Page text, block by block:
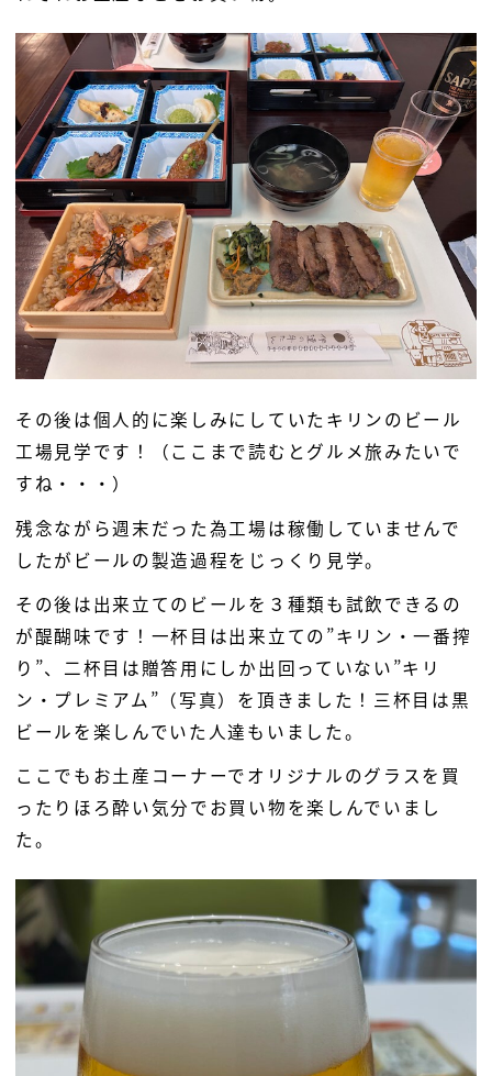
その後は個人的に楽しみにしていたキリンのビール
工場見学です！（ここまで読むとグルメ旅みたいで
すね・・・）
残念ながら週末だった為工場は稼働していませんで
したがビールの製造過程をじっくり見学。
その後は出来立てのビールを３種類も試飲できるの
が醍醐味です！一杯目は出来立ての”キリン・一番搾
り”、二杯目は贈答用にしか出回っていない”キリ
ン・プレミアム”（写真）を頂きました！三杯目は黒
ビールを楽しんでいた人達もいました。
ここでもお土産コーナーでオリジナルのグラスを買
ったりほろ酔い気分でお買い物を楽しんでいまし
た。